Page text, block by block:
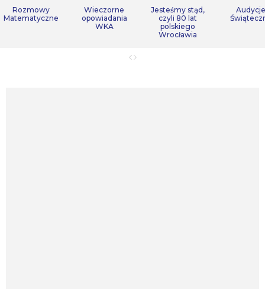
Rozmowy
Matematyczne
Wieczorne
opowiadania
WKA
Jesteśmy stąd,
czyli 80 lat
polskiego
Wrocławia
Audycje